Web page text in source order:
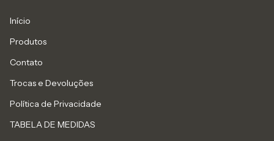
Início
Produtos
Contato
Trocas e Devoluções
Política de Privacidade
TABELA DE MEDIDAS